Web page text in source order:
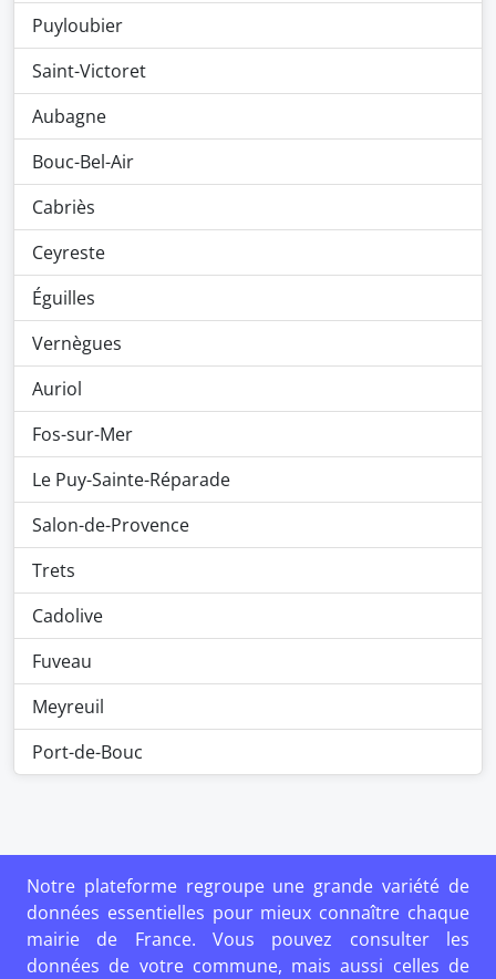
Puyloubier
Saint-Victoret
Aubagne
Bouc-Bel-Air
Cabriès
Ceyreste
Éguilles
Vernègues
Auriol
Fos-sur-Mer
Le Puy-Sainte-Réparade
Salon-de-Provence
Trets
Cadolive
Fuveau
Meyreuil
Port-de-Bouc
Notre plateforme regroupe une grande variété de
données essentielles pour mieux connaître chaque
mairie de France. Vous pouvez consulter les
données de votre commune, mais aussi celles de